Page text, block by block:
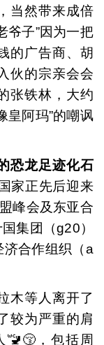
然带来成倍
爷子”因为一把
的广告商、胡
伙的宗亲会会
张铁林，大约
皇阿玛”的嘲讽
恐龙足迹化石
正先后迎来
峰会及东亚合
集团（g20）
合作组织（a
等人离开了
较为严重的肩
🚾😚，包括周